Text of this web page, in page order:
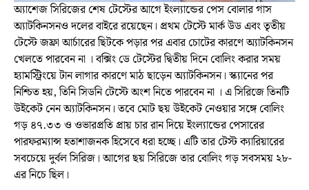
অ্যাশেজ সিরিজের শেষ টেস্টের আগে ইংল্যান্ডের পেস বোলার গাস
অ্যাটকিনসনও দলের বাইরে রয়েছেন। প্রথম টেস্টে মার্ক উড এবং তৃতীয়
টেস্টে জফ্রা আর্চারের ছিটকে পড়ার পর এবার চোটের কারণে অ্যাটকিনসন
খেলতে পারবেন না । বক্সিং ডে টেস্টের দ্বিতীয় দিনে বোলিং করার সময়
হ্যামস্ট্রিংয়ে টান লাগার কারণে মাঠ ছাড়েন অ্যাটকিনসন। স্ক্যানের পর
নিশ্চিত হয়, তিনি সিডনি টেস্টে অংশ নিতে পারবেন না । এ সিরিজে তিনটি
উইকেট নেন অ্যাটকিনসন। তবে মোট ছয় উইকেট নেওয়ার সঙ্গে বোলিং
গড় ৪৭.৩৩ ও ওভারপ্রতি প্রায় চার রান দিয়ে ইংল্যান্ডের পেসারের
পারফরম্যান্স হতাশাজনক হিসেবে ধরা হচ্ছে। এটি তার টেস্ট ক্যারিয়ারের
সবচেয়ে দুর্বল সিরিজ। আগের ছয় সিরিজে তার বোলিং গড় সবসময় ২৮-
এর নিচে ছিল।